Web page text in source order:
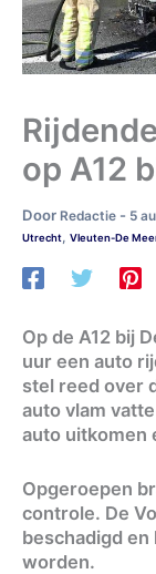
op A12
Door Redactie - 5
Utrecht, Vleuten-De
Op de A12 bij
uur een auto
stel reed over
auto vlam
auto uitkomen
Opgeroepen
controle. De
beschadigd
worden.